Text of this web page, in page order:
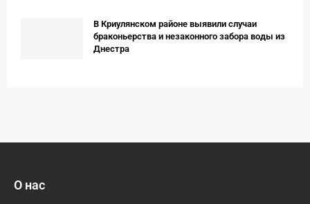
В Криулянском районе выявили случаи
браконьерства и незаконного забора воды из
Днестра
О нас